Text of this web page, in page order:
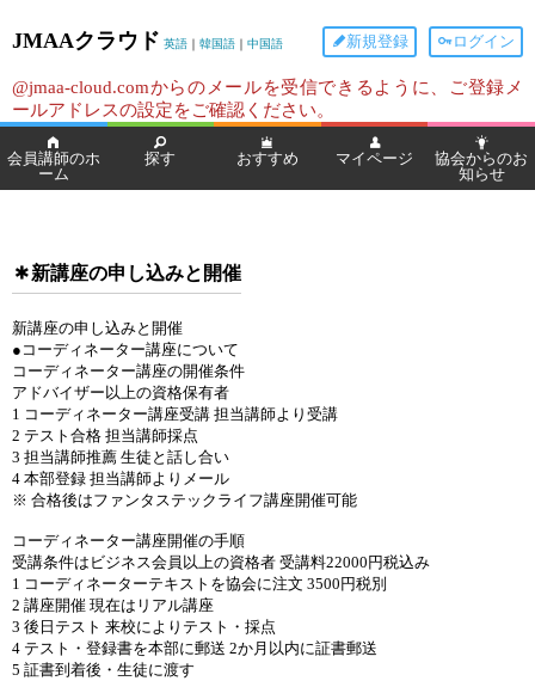
JMAAクラウド 英語 ｜ 韓国語 ｜ 中国語 ログイン
新規登録
@jmaa-cloud.comからのメールを受信できるように、ご登録メ
ールアドレスの設定をご確認ください。
会員講師のホ
ーム
探す おすすめ マイページ
協会からのお
知らせ
新講座の申し込みと開催
新講座の申し込みと開催
●コーディネーター講座について
コーディネーター講座の開催条件
アドバイザー以上の資格保有者
1 コーディネーター講座受講 担当講師より受講
2 テスト合格 担当講師採点
3 担当講師推薦 生徒と話し合い
4 本部登録 担当講師よりメール
※ 合格後はファンタステックライフ講座開催可能
コーディネーター講座開催の手順
受講条件はビジネス会員以上の資格者 受講料22000円税込み
1 コーディネーターテキストを協会に注文 3500円税別
2 講座開催 現在はリアル講座
3 後日テスト 来校によりテスト・採点
4 テスト・登録書を本部に郵送 2か月以内に証書郵送
5 証書到着後・生徒に渡す